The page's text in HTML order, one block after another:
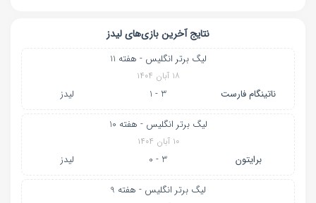
نتایج آخرین بازی‌های لیدز
لیگ برتر انگلیس - هفته 11
۱۸ آبان ۱۴۰۴
ناتینگام فارست 3 - 1 لیدز
لیگ برتر انگلیس - هفته 10
۱۰ آبان ۱۴۰۴
برایتون 3 - 0 لیدز
لیگ برتر انگلیس - هفته 9